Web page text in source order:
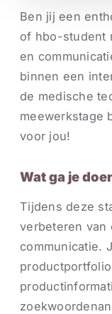
Ben jij een
of hbo-student
en
binnen een
de medische
meewerkstage
voor jou!
Wat ga je
Tijdens deze
verbeteren van
communicatie.